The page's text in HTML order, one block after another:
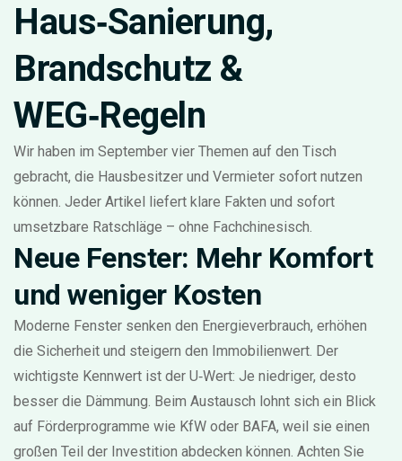
Haus‑Sanierung,
Brandschutz &
WEG‑Regeln
Wir haben im September vier Themen auf den Tisch
gebracht, die Hausbesitzer und Vermieter sofort nutzen
können. Jeder Artikel liefert klare Fakten und sofort
umsetzbare Ratschläge – ohne Fachchinesisch.
Neue Fenster: Mehr Komfort
und weniger Kosten
Moderne Fenster senken den Energieverbrauch, erhöhen
die Sicherheit und steigern den Immobilienwert. Der
wichtigste Kennwert ist der U‑Wert: Je niedriger, desto
besser die Dämmung. Beim Austausch lohnt sich ein Blick
auf Förderprogramme wie KfW oder BAFA, weil sie einen
großen Teil der Investition abdecken können. Achten Sie